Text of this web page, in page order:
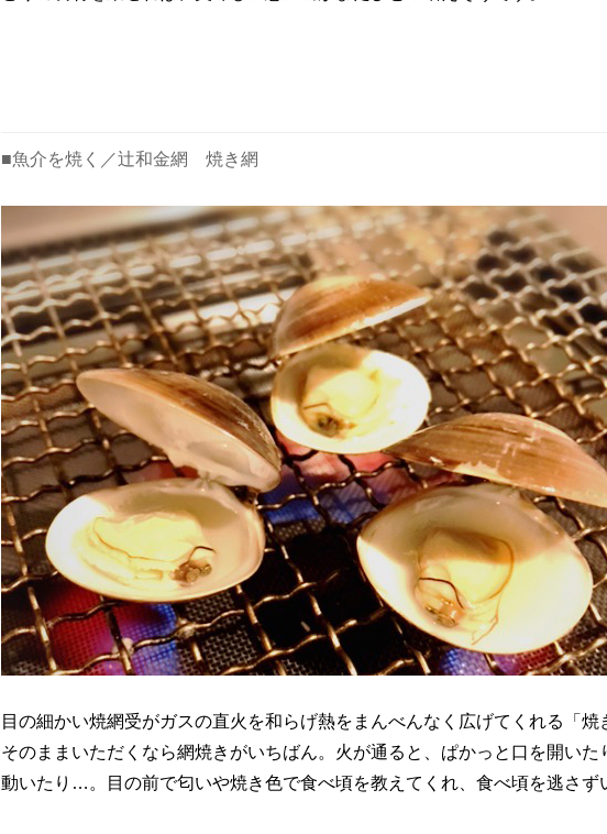
■魚介を焼く／辻和金網 焼き網
目の細かい焼網受がガスの直火を和らげ熱をまんべんなく広げてくれる「焼
そのままいただくなら網焼きがいちばん。火が通ると、ぱかっと口を開いた
動いたり…。目の前で匂いや焼き色で食べ頃を教えてくれ、食べ頃を逃さず